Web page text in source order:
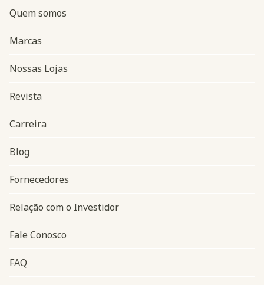
Navegação do rodapé
Quem somos
Marcas
Nossas Lojas
Revista
Carreira
Blog
Fornecedores
Relação com o Investidor
Fale Conosco
FAQ